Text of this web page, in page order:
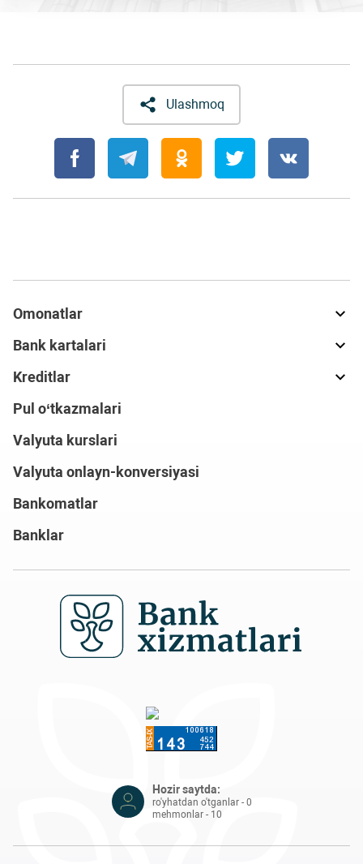
Ulashmoq
Omonatlar
Bank kartalari
Kreditlar
Pul o‘tkazmalari
Valyuta kurslari
Valyuta onlayn-konversiyasi
Bankomatlar
Banklar
Hozir saytda:
ro'yhatdan o'tganlar - 0
mehmonlar - 10